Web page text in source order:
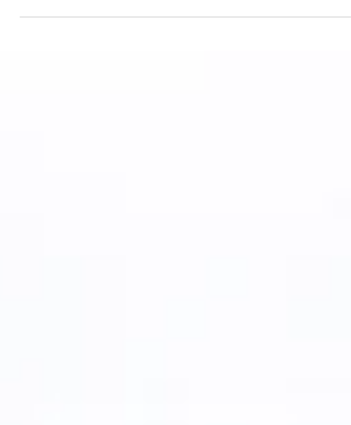
ellas tiene un tratamiento específico, lo